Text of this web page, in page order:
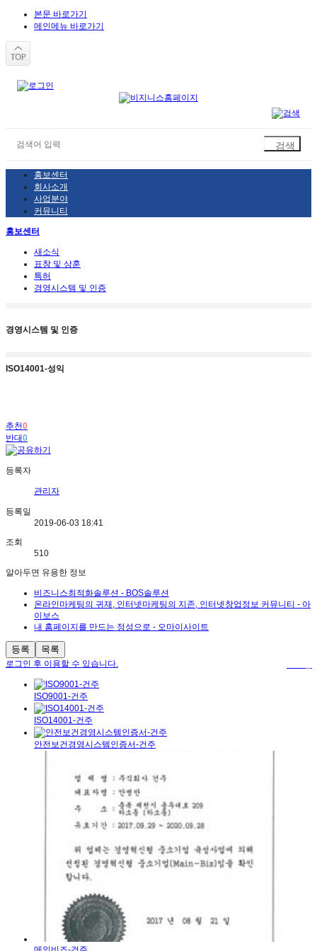
본문 바로가기
메인메뉴 바로가기
홍보센터
회사소개
사업분야
커뮤니티
홍보센터
새소식
표창 및 상훈
특허
경영시스템 및 인증
경영시스템 및 인증
ISO14001-성익
추천0
반대0
등록자
관리자
등록일
2019-06-03 18:41
조회
510
알아두면 유용한 정보
비즈니스최적화솔루션 - BOS솔루션
온라인마케팅의 귀재, 인터넷마케팅의 지존, 인터넷창업정보 커뮤니티 - 아
이보스
내 홈페이지를 만드는 정성으로 - 오마이사이트
등록 목록
로그인 후 이용할 수 있습니다.
ISO9001-건주
ISO14001-건주
안전보건경영시스템인증서-건주